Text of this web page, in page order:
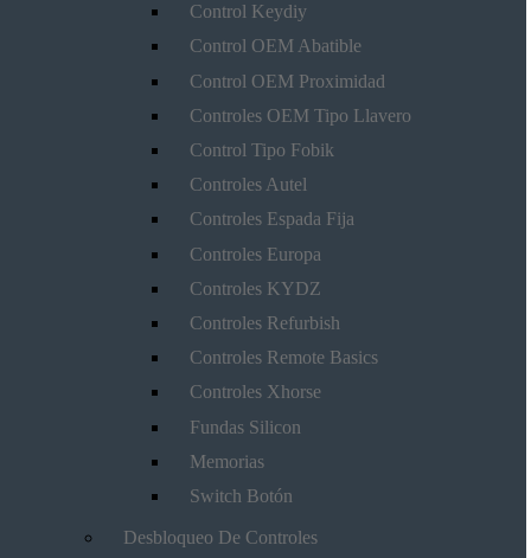
Control Keydiy
Control OEM Abatible
Control OEM Proximidad
Controles OEM Tipo Llavero
Control Tipo Fobik
Controles Autel
Controles Espada Fija
Controles Europa
Controles KYDZ
Controles Refurbish
Controles Remote Basics
Controles Xhorse
Fundas Silicon
Memorias
Switch Botón
Desbloqueo De Controles